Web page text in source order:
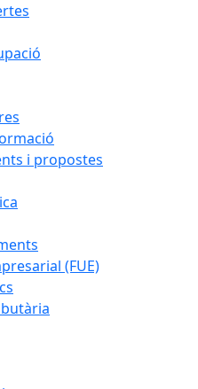
i propostes
(FUE)